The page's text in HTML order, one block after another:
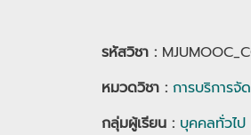
รหัสวิชา :
หมวดวิชา : การบริการจั
กลุ่มผู้เรียน : บุคคลทั่วไป